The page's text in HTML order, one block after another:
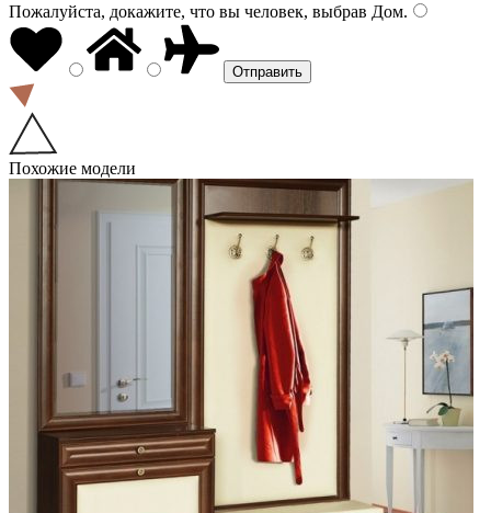
Пожалуйста, докажите, что вы человек, выбрав Дом.
Похожие модели